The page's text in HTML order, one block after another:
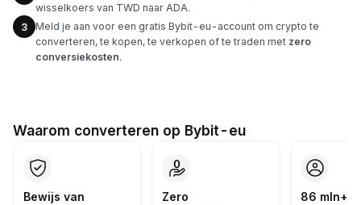
wisselkoers van TWD naar ADA.
3
Meld je aan voor een gratis Bybit-eu-account om crypto te
converteren, te kopen, te verkopen of te traden met zero
conversiekosten.
Waarom converteren op Bybit-eu
Bewijs van
Zero
86 mln+